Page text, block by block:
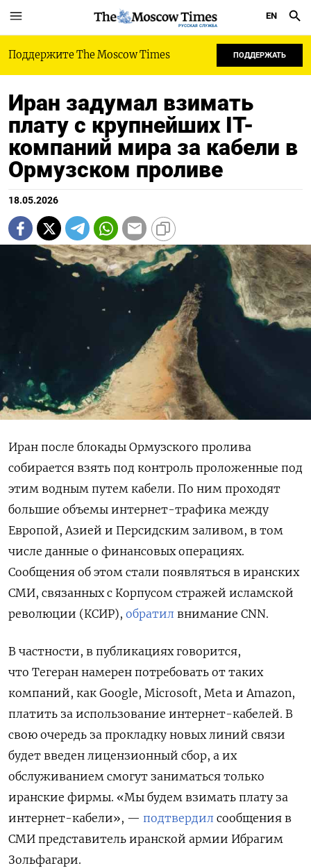
РУССКАЯ СЛУЖБА
EN
Поддержите The Moscow Times ПОДДЕРЖАТЬ
Иран задумал взимать
плату с крупнейших IT-
компаний мира за кабели в
Ормузском проливе
18.05.2026
Иран после блокады Ормузского пролива
собирается взять под контроль проложенные под
этим водным путем кабели. По ним проходят
большие объемы интернет-трафика между
Европой, Азией и Персидским заливом, в том
числе данные о финансовых операциях.
Сообщения об этом стали появляться в иранских
СМИ, связанных с Корпусом стражей исламской
революции (КСИР), обратил внимание CNN.
В частности, в публикациях говорится,
что Тегеран намерен потребовать от таких
компаний, как Google, Microsoft, Meta и Amazon,
платить за использование интернет-кабелей. В
свою очередь за прокладку новых линий связи
будет введен лицензионный сбор, а их
обслуживанием смогут заниматься только
иранские фирмы. «Мы будем взимать плату за
интернет-кабели», — подтвердил сообщения в
СМИ представитель иранской армии Ибрагим
Зольфагари.